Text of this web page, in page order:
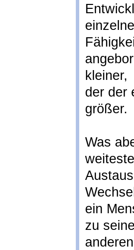
kleiner,
der der
größer.
Was
ein
zu